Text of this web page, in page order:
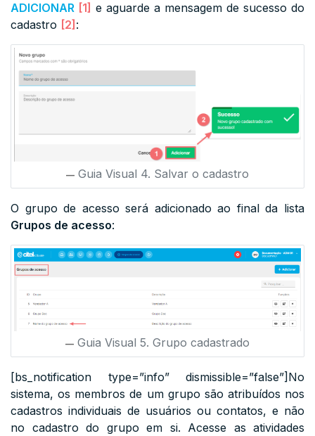
ADICIONAR [1] e aguarde a mensagem de sucesso do
cadastro [2] :
Guia Visual 4. Salvar o cadastro
O grupo de acesso será adicionado ao final da lista
Grupos de acesso:
Guia Visual 5. Grupo cadastrado
[bs_notification type=”info” dismissible=”false”]No
sistema, os membros de um grupo são atribuídos nos
cadastros individuais de usuários ou contatos, e não
no cadastro do grupo em si. Acesse as atividades